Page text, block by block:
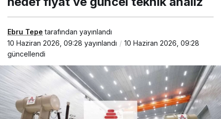
Ebru Tepe tarafından yayınlandı
10 Haziran 2026, 09:28 yayınlandı
10 Haziran 2026, 09:28
güncellendi